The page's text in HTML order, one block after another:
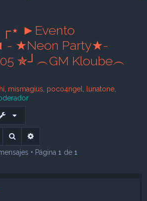
►Evento
- ★Neon Party★-
✯┘︵GM Kloube︵
mismagius poco4ngel lunatone
Buscar
• Página 1 de 1